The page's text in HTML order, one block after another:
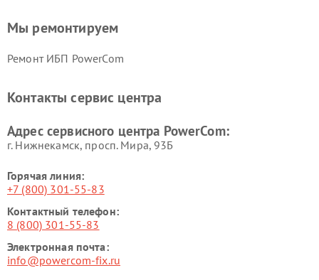
Мы ремонтируем
Ремонт ИБП PowerCom
Контакты сервис центра
Адрес сервисного центра PowerCom:
г. Нижнекамск, просп. Мира, 93Б
Горячая линия:
+7 (800) 301-55-83
Контактный телефон:
8 (800) 301-55-83
Электронная почта:
info@powercom-fix.ru